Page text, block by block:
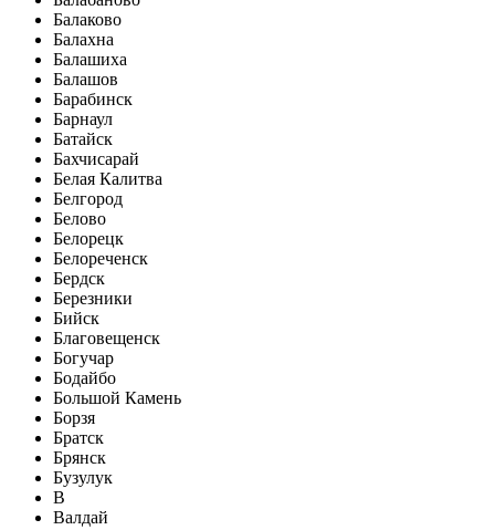
Балаково
Балахна
Балашиха
Балашов
Барабинск
Барнаул
Батайск
Бахчисарай
Белая Калитва
Белгород
Белово
Белорецк
Белореченск
Бердск
Березники
Бийск
Благовещенск
Богучар
Бодайбо
Большой Камень
Борзя
Братск
Брянск
Бузулук
В
Валдай